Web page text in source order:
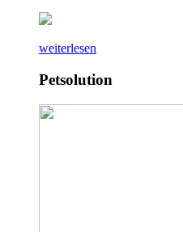
weiterlesen
Petsolution